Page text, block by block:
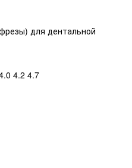
для дентальной
4.2 4.7